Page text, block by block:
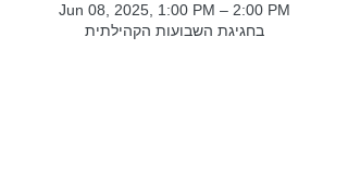
Jun 08, 2025, 1:00 PM – 2:00 PM
בחגיגת השבועות הקהילתית